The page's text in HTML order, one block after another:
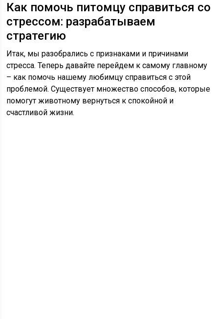
Как помочь питомцу справиться со
стрессом: разрабатываем
стратегию
Итак, мы разобрались с признаками и причинами
стресса. Теперь давайте перейдем к самому главному
– как помочь нашему любимцу справиться с этой
проблемой. Существует множество способов, которые
помогут животному вернуться к спокойной и
счастливой жизни.